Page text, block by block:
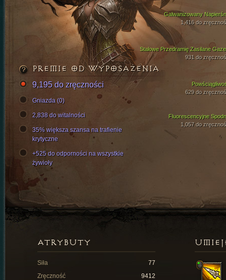
Galwanizowany
1,416 do
Stalowe Przedramię Zasilane
931 do
Fluorescencyjne
1,057 do
629 do
PREMIE OD WYPOSAŻENIA
9,195 do zręczności
Gniazda (0)
2,838 do witalności
35% większa szansa na trafienie
krytyczne
+525 do odporności na wszystkie
żywioły
ATRYBUTY
Siła
77
Zręczność
9412